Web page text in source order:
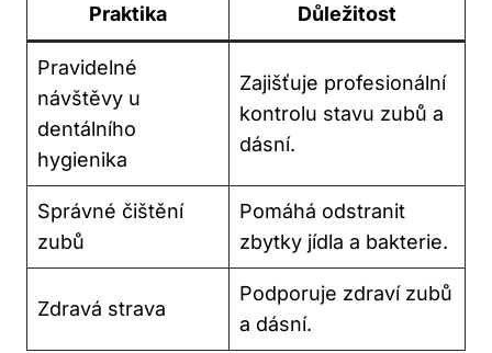
Praktika Důležitost
Pravidelné
návštěvy u
dentálního
hygienika
Zajišťuje profesionální
kontrolu stavu zubů a
dásní.
Správné čištění
zubů
Pomáhá odstranit
zbytky jídla a bakterie.
Zdravá strava
Podporuje zdraví zubů
a dásní.